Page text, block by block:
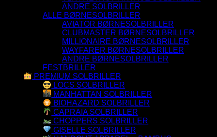
ANDRE SOLBRILLER
ALLE BØRNESOLBRILLER
AVIATOR BØRNESOLBRILLER
CLUBMASTER BØRNESOLBRILLER
MILLIONAIRE BØRNESOLBRILLER
WAYFARER BØRNESOLBRILLER
ANDRE BØRNESOLBRILLER
FESTBRILLER
PREMIUM SOLBRILLER
LOCS SOLBRILLER
MANHATTAN SOLBRILLER
BIOHAZARD SOLBRILLER
CAPRAIA SOLBRILLER
CHOPPERS SOLBRILLER
GISELLE SOLBRILLER